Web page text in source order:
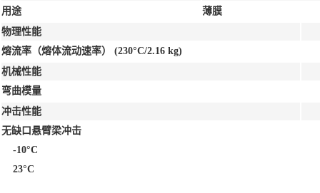
用途
薄膜
物理性能
熔流率（熔体流动速率） (230°C/2.16 kg)
机械性能
弯曲模量
冲击性能
无缺口悬臂梁冲击
-10°C
23°C